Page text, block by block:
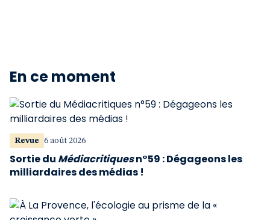
En ce moment
Revue 6 août 2026
Sortie du Médiacritiquesn°59 : Dégageons les
milliardaires des médias !